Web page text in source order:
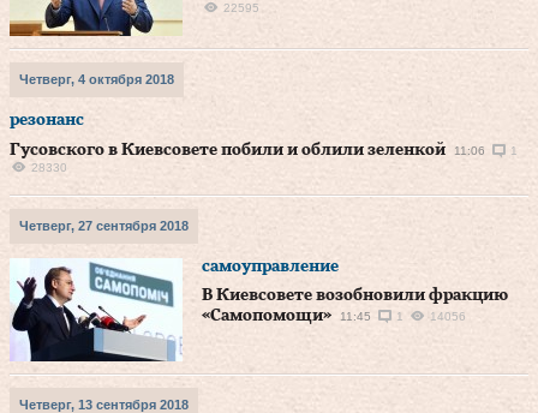
22595
Четверг, 4 октября 2018
резонанс
Гусовского в Киевсовете побили и облили зеленкой
11:06
1
28330
Четверг, 27 сентября 2018
самоуправление
В Киевсовете возобновили фракцию
«Самопомощи»
11:45 1 14056
Четверг, 13 сентября 2018